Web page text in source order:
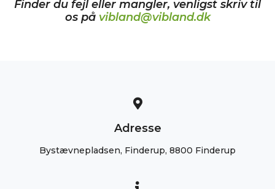
Finder du fejl eller mangler, venligst skriv til
os på vibland@vibland.dk
Adresse
Bystævnepladsen, Finderup, 8800 Finderup